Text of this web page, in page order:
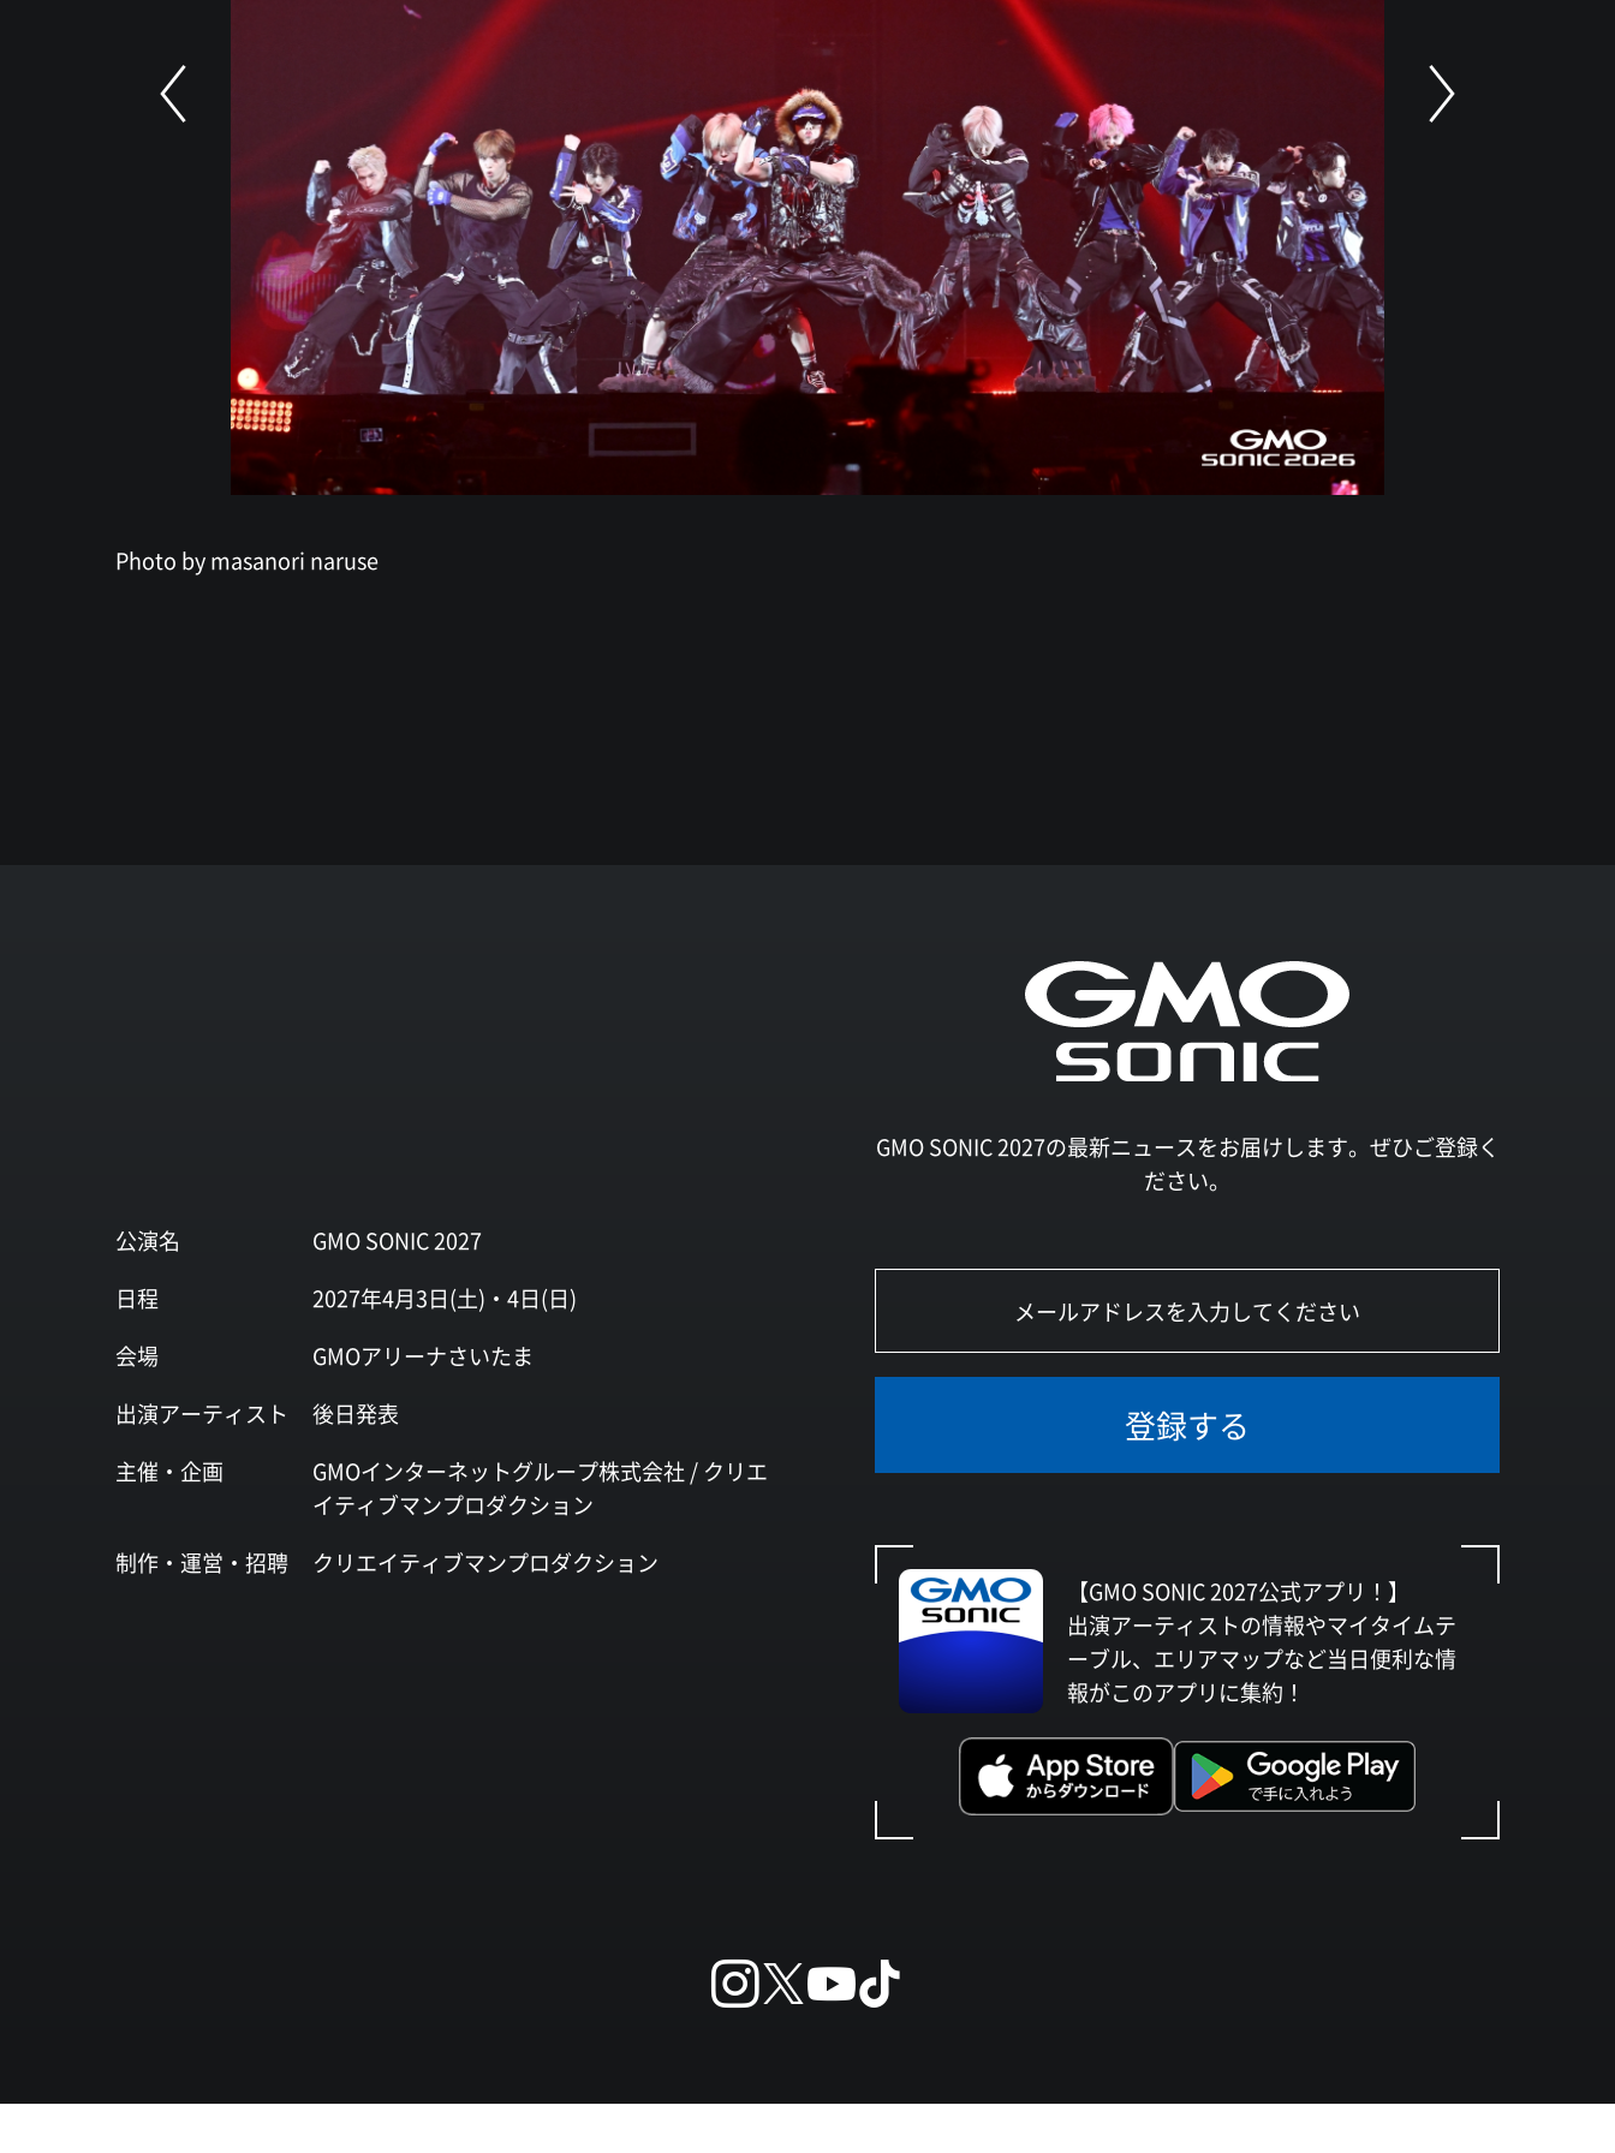
Photo by masanori naruse
公演名
GMO SONIC 2027
日程
2027年4月3日(土)・4日(日)
会場
GMOアリーナさいたま
出演アーティスト
後日発表
主催・企画
GMOインターネットグループ株式会社 / クリエ
イティブマンプロダクション
制作・運営・ 招聘 クリエイティブマンプロダクション
GMO SONIC 2027の最新ニュースをお届けします。ぜひご登録く
ださい。
登録する
【GMO SONIC 2027公式アプリ！】
出演アーティストの情報やマイタイムテ
ーブル、エリアマップなど当日便利な情
報がこのアプリに集約！